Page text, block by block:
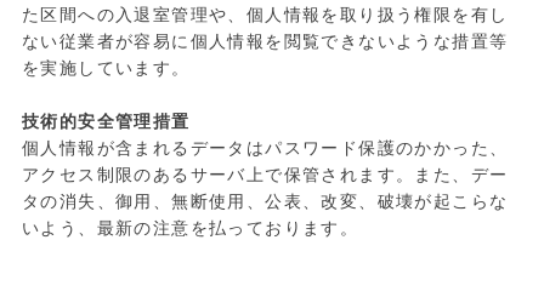
た区間への入退室管理や、個人情報を取り扱う権限を有し
ない従業者が容易に個人情報を閲覧できないような措置等
を実施しています。
技術的安全管理措置
個人情報が含まれるデータはパスワード保護のかかった、
アクセス制限のあるサーバ上で保管されます。また、デー
タの消失、御用、無断使用、公表、改変、破壊が起こらな
いよう、最新の注意を払っております。